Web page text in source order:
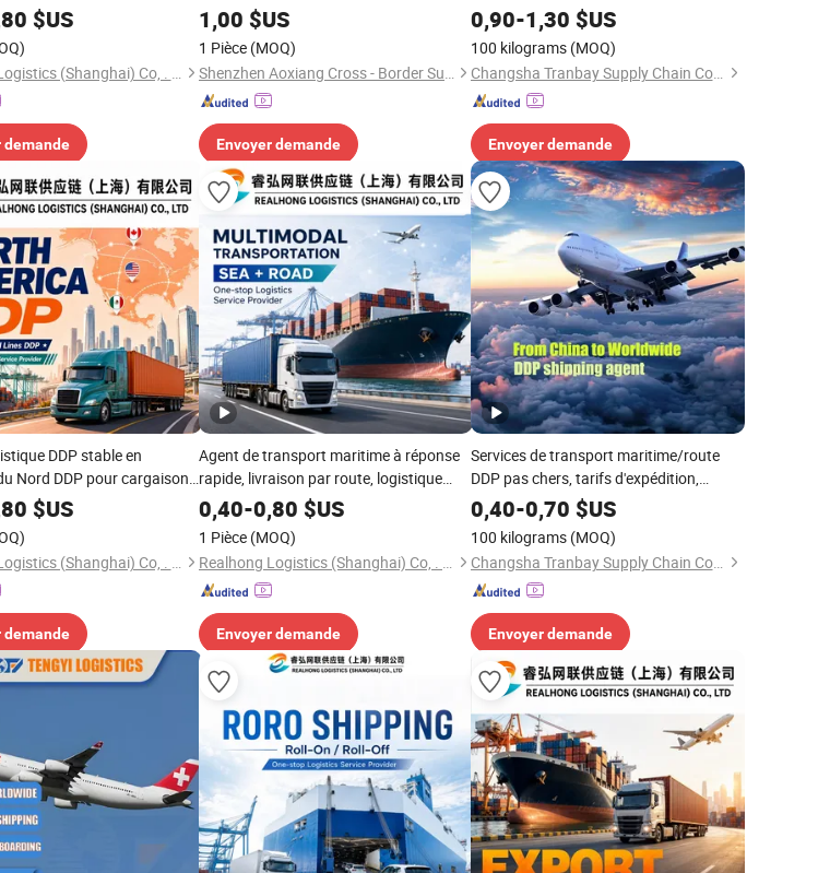
marchandises et
$US
Realhong Logistics (Shanghai) Co, . Ltd
demande
États-Unis, l'Allemagne, la France, agent
de fret aérien, logistique aérienne
internationale, livraison DDP pour le
commerce électronique
1,00 $US
1 Pièce (MOQ)
Shenzhen Aoxiang Cross - Border Supply Chain Co., Ltd.
Envoyer demande
logistique DDU DDP porte à porte, États-
Unis, Canada, Australie, Espagne,
Allemagne
0,90-1,30 $US
100 kilograms (MOQ)
Changsha Tranbay Supply Chain Co., Ltd.
Envoyer demande
DDP stable en
Nord DDP pour cargaisons
et acheteurs à long terme
$US
Realhong Logistics (Shanghai) Co, . Ltd
demande
Agent de transport maritime à réponse
rapide, livraison par route, logistique
pour le stock de détail et le fret d'usine
0,40-0,80 $US
1 Pièce (MOQ)
Realhong Logistics (Shanghai) Co, . Ltd
Envoyer demande
Services de transport maritime/route
DDP pas chers, tarifs d'expédition,
transitaire FBA de la Chine vers les
États-Unis, agent logistique
0,40-0,70 $US
100 kilograms (MOQ)
Changsha Tranbay Supply Chain Co., Ltd.
Envoyer demande